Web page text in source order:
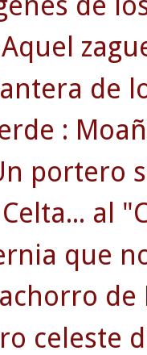
de
:
portero
al
que
de
celeste